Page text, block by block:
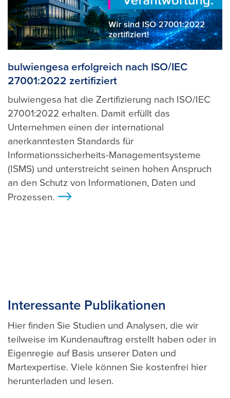
bulwiengesa erfolgreich nach ISO/IEC
27001:2022 zertifiziert
bulwiengesa hat die Zertifizierung nach ISO/IEC
27001:2022 erhalten. Damit erfüllt das
Unternehmen einen der international
anerkanntesten Standards für
Informationssicherheits-Managementsysteme
(ISMS) und unterstreicht seinen hohen Anspruch
an den Schutz von Informationen, Daten und
Prozessen.
Interessante Publikationen
Hier finden Sie Studien und Analysen, die wir
teilweise im Kundenauftrag erstellt haben oder in
Eigenregie auf Basis unserer Daten und
Martexpertise. Viele können Sie kostenfrei hier
herunterladen und lesen.